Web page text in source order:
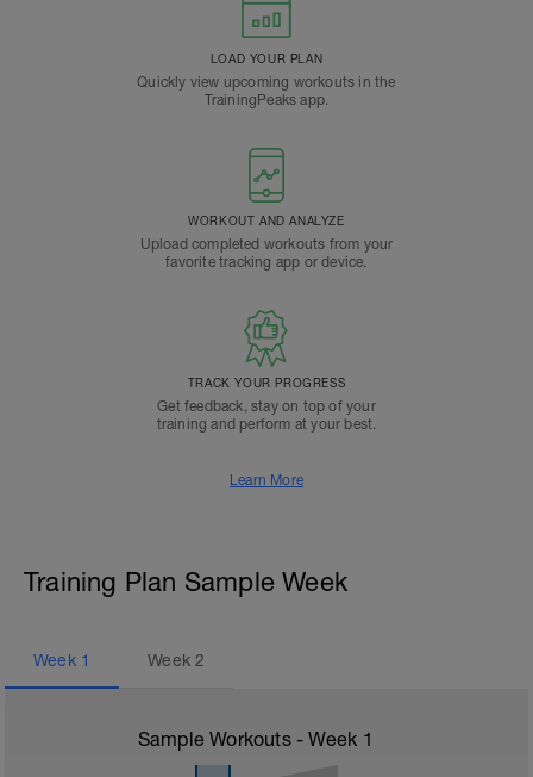
LOAD YOUR PLAN
Quickly view upcoming workouts in the
TrainingPeaks app.
WORKOUT AND ANALYZE
Upload completed workouts from your
favorite tracking app or device.
TRACK YOUR PROGRESS
Get feedback, stay on top of your
training and perform at your best.
Learn More
Training Plan Sample Week
Week 1 Week2
Sample Workouts - Week 1